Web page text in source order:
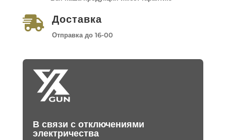
 Доставка
Отправка до 16-00
В связи с отключениями
электричества